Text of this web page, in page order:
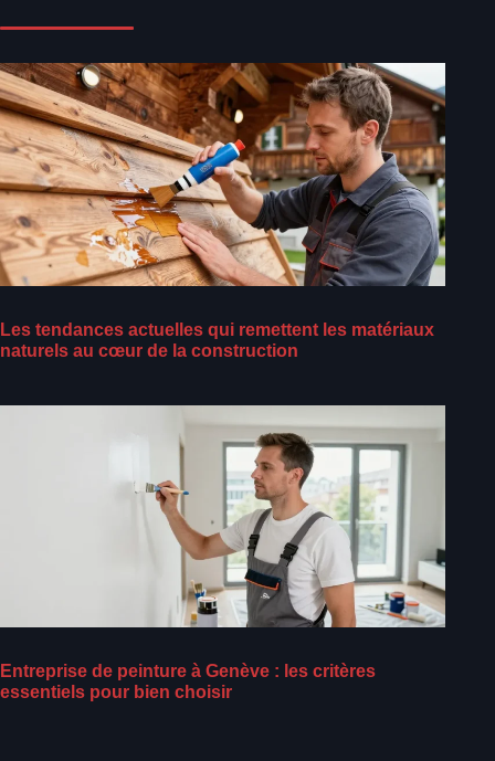
Les tendances actuelles qui remettent les matériaux
naturels au cœur de la construction
Entreprise de peinture à Genève : les critères
essentiels pour bien choisir